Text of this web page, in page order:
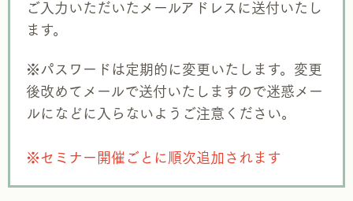
ご入力いただいたメールアドレスに送付いたし
ます。
※パスワードは定期的に変更いたします。変更
後改めてメールで送付いたしますので迷惑メー
ルになどに入らないようご注意ください。
※セミナー開催ごとに順次追加されます